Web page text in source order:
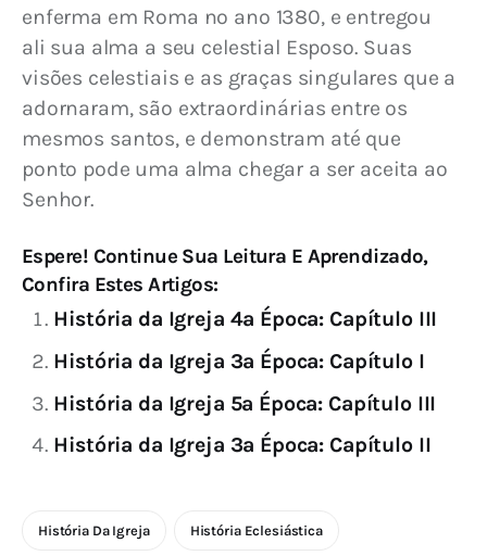
enferma em Roma no ano 1380, e entregou
ali sua alma a seu celestial Esposo. Suas
visões celestiais e as graças singulares que a
adornaram, são extraordinárias entre os
mesmos santos, e demonstram até que
ponto pode uma alma chegar a ser aceita ao
Senhor.
Espere! Continue Sua Leitura E Aprendizado,
Confira Estes Artigos:
História da Igreja 4ª Época: Capítulo III
História da Igreja 3ª Época: Capítulo I
História da Igreja 5ª Época: Capítulo III
História da Igreja 3ª Época: Capítulo II
História Da Igreja História Eclesiástica